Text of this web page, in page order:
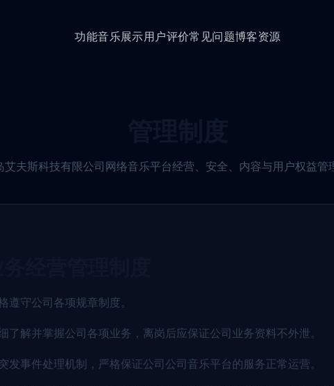
功能音乐展示用户评价常见问题博客资源
艾夫斯科技有限公司网络音乐平台经营、安全、内容与用户权益管
遵守公司各项规章制度。
了解并掌握公司各项业务，离岗后应保证公司业务资料不外泄。
发事件处理机制，严格保证公司公司音乐平台的服务正常运营。